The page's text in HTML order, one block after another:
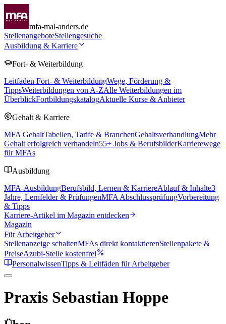
mfa-mal-anders.de
StellenangeboteStellengesuche
Ausbildung & Karriere
Fort- & Weiterbildung
Leitfaden Fort- & WeiterbildungWege, Förderung &
TippsWeiterbildungen von A-ZAlle Weiterbildungen im
ÜberblickFortbildungskatalogAktuelle Kurse & Anbieter
Gehalt & Karriere
MFA GehaltTabellen, Tarife & BranchenGehaltsverhandlungMehr
Gehalt erfolgreich verhandeln55+ Jobs & BerufsbilderKarrierewege
für MFAs
Ausbildung
MFA-AusbildungBerufsbild, Lernen & KarriereAblauf & Inhalte3
Jahre, Lernfelder & PrüfungenMFA AbschlussprüfungVorbereitung
& Tipps
Karriere-Artikel im Magazin entdecken
Magazin
Für Arbeitgeber
Stellenanzeige schaltenMFAs direkt kontaktierenStellenpakete &
PreiseAzubi-Stelle kostenfrei
PersonalwissenTipps & Leitfäden für Arbeitgeber
Praxis Sebastian Hoppe